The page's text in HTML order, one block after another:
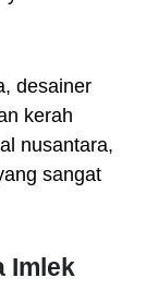
desainer
kerah
nusantara,
sangat
Imlek